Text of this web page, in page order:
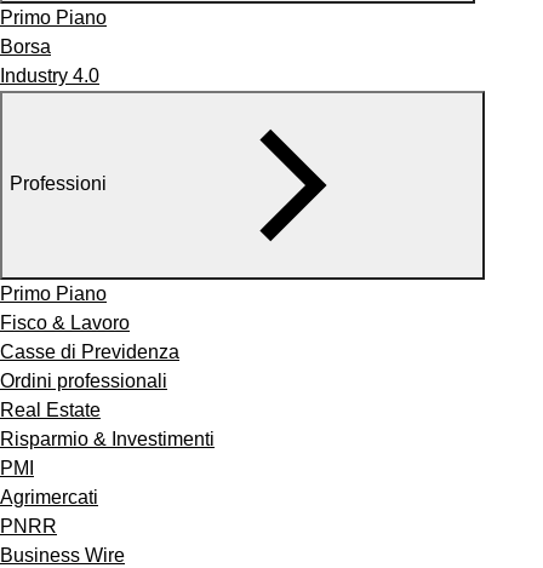
Primo Piano
Borsa
Industry 4.0
Professioni
Primo Piano
Fisco & Lavoro
Casse di Previdenza
Ordini professionali
Real Estate
Risparmio & Investimenti
PMI
Agrimercati
PNRR
Business Wire